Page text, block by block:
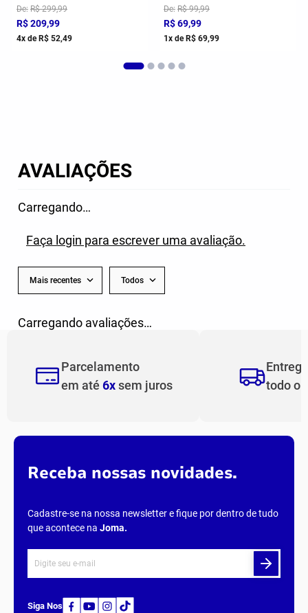
De R$ 299,99
R$209,99
4x de R$ 52,49
De R$ 99,99
R$69,99
1 x de R$ 69,99
AVALIAÇÕES
Carregando…
Faça login para escrever uma avaliação.
Mais recentes Todos
Carregando avaliações…
Parcelamento
em até 6xsem juros
todo o
Receba nossas novidades.
Cadastre-se na nossa newsletter e fique por dentro de tudo
que acontece na Joma.
Siga Nos